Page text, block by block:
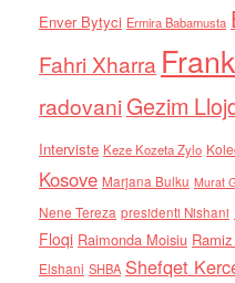
Enver Bytyci Ermira Babamusta
Fahri Xharra
radovaniGezim
Interviste Keze Kozeta Zylo
Kosove Marjana Bulku Murat
Nene Tereza presidenti Nishani
Floqi Raimonda Moisiu
Elshani SHBA Shefqet